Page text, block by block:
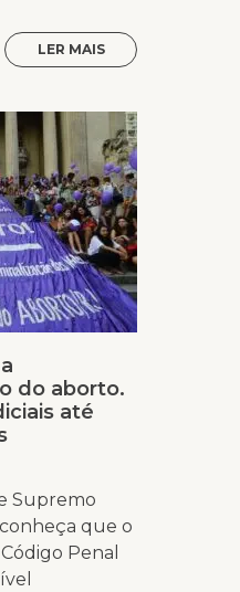
LER MAIS
do aborto.
até
Supremo
que o
Penal